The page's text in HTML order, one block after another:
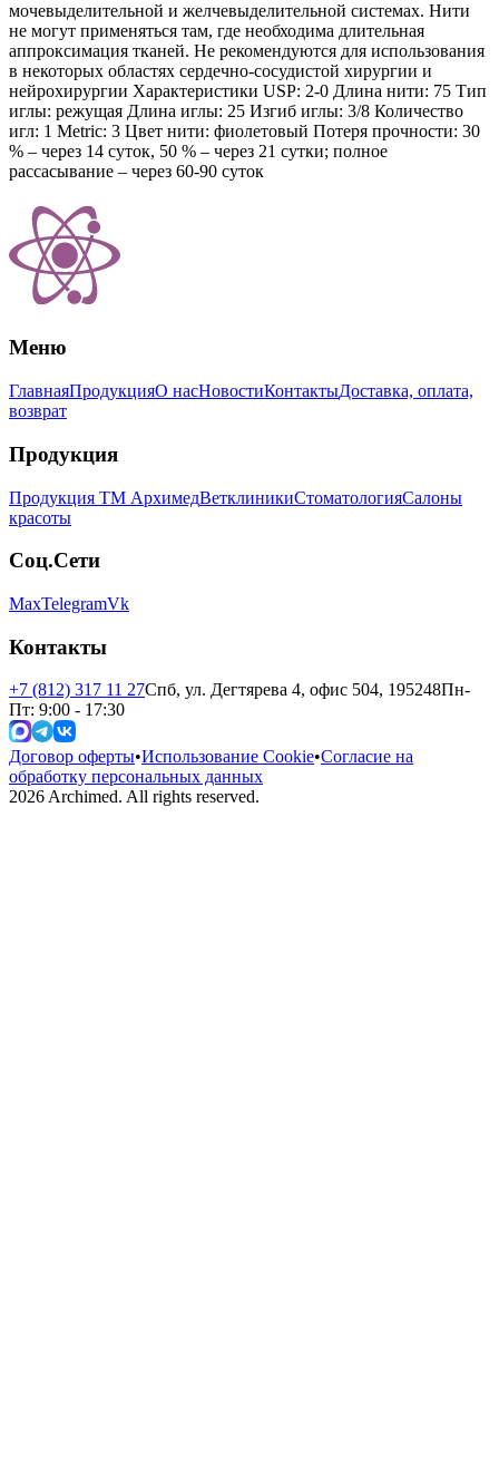
мочевыделительной и желчевыделительной системах. Нити
не могут применяться там, где необходима длительная
аппроксимация тканей. Не рекомендуются для использования
в некоторых областях сердечно-сосудистой хирургии и
нейрохирургии Характеристики USP: 2-0 Длина нити: 75 Тип
иглы: режущая Длина иглы: 25 Изгиб иглы: 3/8 Количество
игл: 1 Metric: 3 Цвет нити: фиолетовый Потеря прочности: 30
% – через 14 суток, 50 % – через 21 сутки; полное
рассасывание – через 60-90 суток
Меню
ГлавнаяПродукцияО насНовостиКонтактыДоставка, оплата,
возврат
Продукция
Продукция ТМ АрхимедВетклиникиСтоматологияСалоны
красоты
Соц.Сети
MaxTelegramVk
Контакты
+7 (812) 317 11 27Спб, ул. Дегтярева 4, офис 504, 195248Пн-
Пт: 9:00 - 17:30
Договор оферты•Использование Cookie•Согласие на
обработку персональных данных
2026Archimed. All rights reserved.